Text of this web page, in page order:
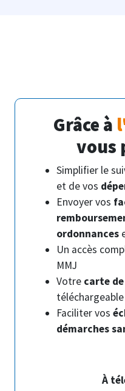
Grâce à
vous
Simplifier le
et de vos
Envoyer vos
ordonnances
Un accès
MMJ
Votre carte
Faciliter vos
démarches
À